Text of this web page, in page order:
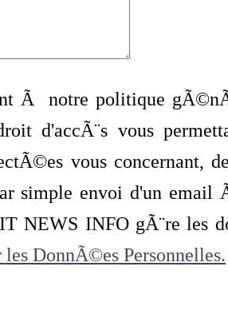
Ã notre politique
d'accÃ¨s vous
vous concernant,
simple envoi d'un
NEWS INFO gÃ¨re les
les DonnÃ©es Personnelles.